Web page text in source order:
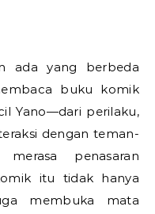
ada yang berbeda
buku komik
Yano—dari perilaku,
dengan teman-
penasaran
itu tidak hanya
membuka mata